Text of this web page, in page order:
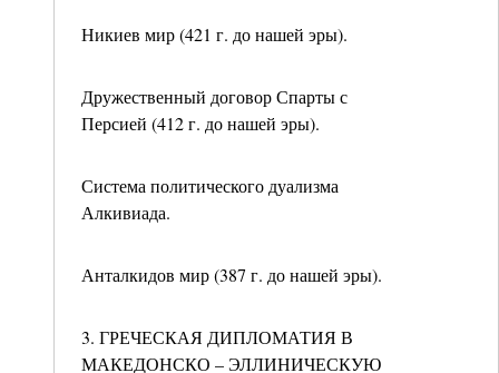
Никиев мир (421 г. до нашей эры).
Дружественный договор Спарты с
Персией (412 г. до нашей эры).
Система политического дуализма
Алкивиада.
Анталкидов мир (387 г. до нашей эры).
3. ГРЕЧЕСКАЯ ДИПЛОМАТИЯ В
МАКЕДОНСКО – ЭЛЛИНИЧЕСКУЮ